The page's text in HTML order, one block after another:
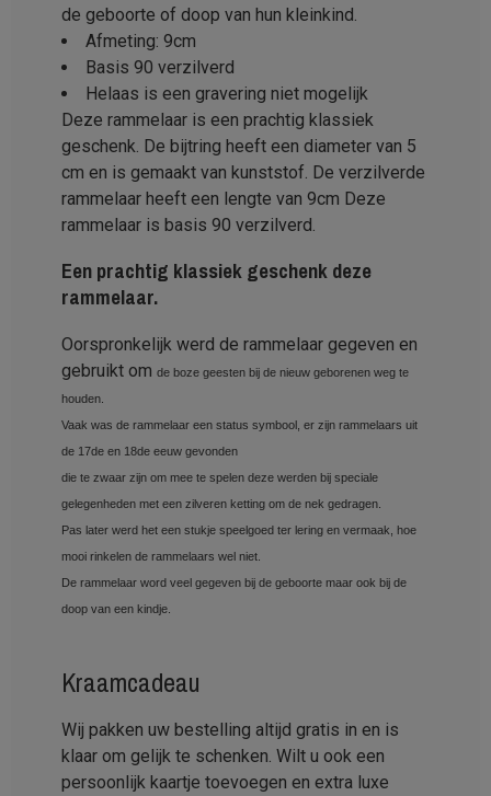
de geboorte of doop van hun kleinkind.
Afmeting: 9cm
Basis 90 verzilverd
Helaas is een gravering niet mogelijk
Deze rammelaar is een prachtig klassiek
geschenk. De bijtring heeft een diameter van 5
cm en is gemaakt van kunststof. De verzilverde
rammelaar heeft een lengte van 9cm Deze
rammelaar is basis 90 verzilverd.
Een prachtig klassiek geschenk deze
rammelaar.
Oorspronkelijk werd de rammelaar gegeven en
gebruikt om de boze geesten bij de nieuw geborenen weg te
houden.
Vaak was de rammelaar een status symbool, er zijn rammelaars uit
de 17de en 18de eeuw gevonden
die te zwaar zijn om mee te spelen deze werden bij speciale
gelegenheden met een zilveren ketting om de nek gedragen.
Pas later werd het een stukje speelgoed ter lering en vermaak, hoe
mooi rinkelen de rammelaars wel niet.
De rammelaar word veel gegeven bij de geboorte maar ook bij de
doop van een kindje.
Kraamcadeau
Wij pakken uw bestelling altijd gratis in en is
klaar om gelijk te schenken. Wilt u ook een
persoonlijk kaartje toevoegen en extra luxe